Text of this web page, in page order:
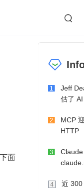

微服务架构
面
1
Jeff
估了
2
MCP
HTTP
3
4
近 300